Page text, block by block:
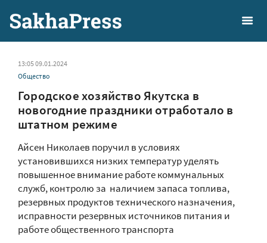
13:05 09.01.2024
Общество
Городское хозяйство Якутска в
новогодние праздники отработало в
штатном режиме
Айсен Николаев поручил в условиях
установившихся низких температур уделять
повышенное внимание работе коммунальных
служб, контролю за наличием запаса топлива,
резервных продуктов технического назначения,
исправности резервных источников питания и
работе общественного транспорта